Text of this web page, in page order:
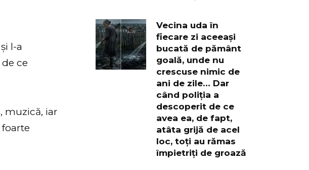
l-a
ce
muzică, iar
Vecina uda în
fiecare zi aceeași
bucată de pământ
goală, unde nu
crescuse nimic de
ani de zile… Dar
când poliția a
descoperit de ce
avea ea, de fapt,
atâta grijă de acel
loc, toți au rămas
împietriți de groază